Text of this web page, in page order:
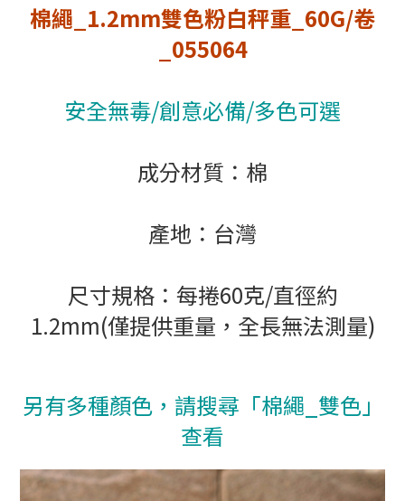
棉繩_1.2mm雙色粉白秤重_60G/卷
_055064
安全無毒/創意必備/多色可選
成分材質：棉
產地：台灣
尺寸規格：每捲60克/直徑約
1.2mm(僅提供重量，全長無法測量)
另有多種顏色，請搜尋「棉繩_雙色」
查看